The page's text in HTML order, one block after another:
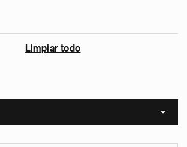
Limpiar todo
Sort